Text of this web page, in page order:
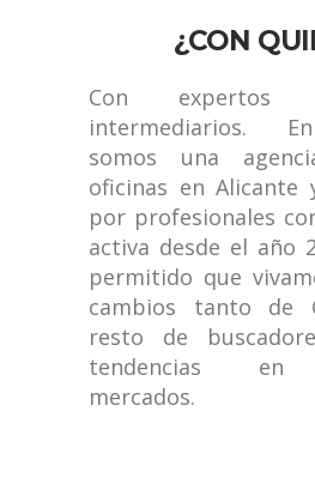
¿CON
Con expertos
intermediarios.
somos una
oficinas en Alicante
por profesionales
activa desde el año
permitido que
cambios tanto de
resto de
tendencias en
mercados.